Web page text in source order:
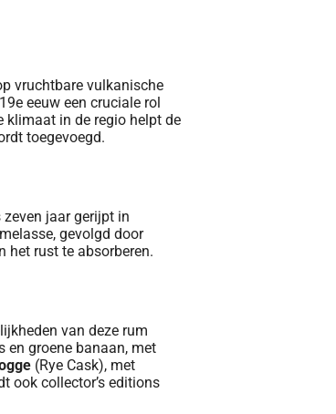
vruchtbare vulkanische
eeuw een cruciale rol
klimaat in de regio helpt de
toegevoegd.
jaar gerijpt in
gevolgd door
het rust te absorberen.
van deze rum
en groene banaan, met
(Rye Cask), met
ook collector’s editions